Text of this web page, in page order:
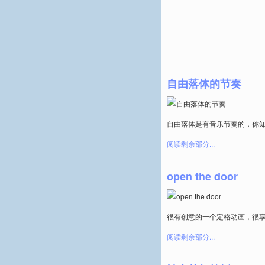
自由落体的节奏
自由落体是有音乐节奏的，你
阅读剩余部分...
open the door
很有创意的一个定格动画，很
阅读剩余部分...